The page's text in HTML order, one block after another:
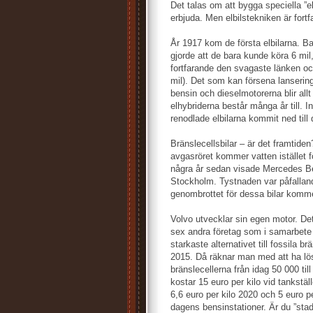
Det talas om att bygga speciella
erbjuda. Men elbilstekniken är
År 1917 kom de första elbilarna.
gjorde att de bara kunde köra 6
fortfarande den svagaste länken
mil). Det som kan försena
bensin och dieselmotorerna blir
elhybriderna består många år till.
renodlade elbilarna kommit ned till
Bränslecellsbilar – är det
avgasröret kommer vatten istället
några år sedan visade Mercedes
Stockholm. Tystnaden var
genombrottet för dessa bilar
Volvo utvecklar sin egen motor.
sex andra företag som i
starkaste alternativet till fossila
2015. Då räknar man med att ha
bränslecellerna från idag 50 000
kostar 15 euro per kilo vid
6,6 euro per kilo 2020 och 5 euro
dagens bensinstationer. Är du